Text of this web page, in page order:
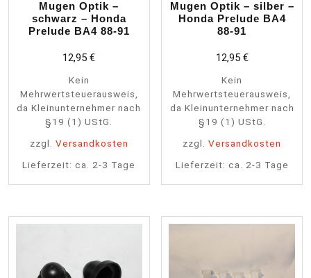
Mugen Optik –
schwarz – Honda
Prelude BA4 88-91
12,95€
Kein
Mehrwertsteuerausweis,
da Kleinunternehmer nach
§19 (1) UStG.
zzgl. Versandkosten
Lieferzeit:ca. 2-3 Tage
Mugen Optik – silber –
Honda Prelude BA4
88-91
12,95 €
Kein
Mehrwertsteuerausweis,
da Kleinunternehmer nach
§19 (1) UStG.
zzgl.Versandkosten
Lieferzeit: ca. 2-3 Tage